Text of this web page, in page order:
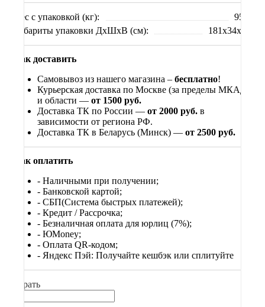
Вес с упаковкой (кг):
95.0
Габариты упаковки ДхШхВ (см):
181x34x85
Как доставить
Самовывоз из нашего магазина – бесплатно!
Курьерская доставка по Москве (за пределы МКАД)
и области — от 1500 руб.
Доставка ТК по России — от 2000 руб. в
зависимости от региона РФ.
Доставка ТК в Беларусь (Минск) — от 2500 руб.
Как оплатить
- Наличными при получении;
- Банковской картой;
- СБП(Система быстрых платежей);
- Кредит / Рассрочка;
- Безналичная оплата для юрлиц (7%);
- ЮМоney;
- Оплата QR-кодом;
- Яндекс Пэй: Получайте кешбэк или сплитуйте
Выбрать